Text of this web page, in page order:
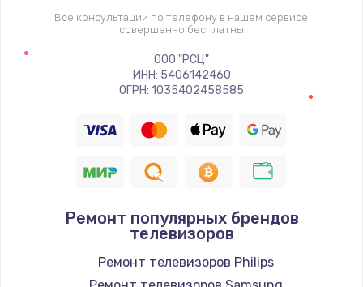
Заказать
Восстановление цепи питания, пайка
880 руб.
390 руб.
Замена Bluetooth/Wi-Fi модуля
800 руб.
Все консультации по телефону в нашем сервисе
совершенно бесплатны
ООО "РСЦ"
ИНН: 5406142460
ОГРН: 1035402458585
Ремонт популярных брендов
телевизоров
Ремонт телевизоров Philips